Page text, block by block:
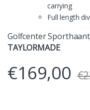
carrying
Full length
Golfcenter
TAYLORMADE
€169,00 €